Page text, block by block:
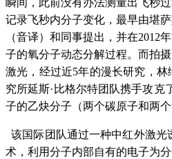
瞬间，此前没有办法测量出飞秒
记录飞秒内分子变化，最早由堪
（音译）和同事提出，并在2012
子的氧分子动态分解过程。而拍
激光，经过近5年的漫长研究，
究所延斯·比格尔特团队携手攻克
子的乙炔分子（两个碳原子和两
该国际团队通过一种中红外激
术，利用分子内部自有的电子为